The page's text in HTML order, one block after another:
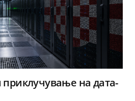
приклучување на дата-